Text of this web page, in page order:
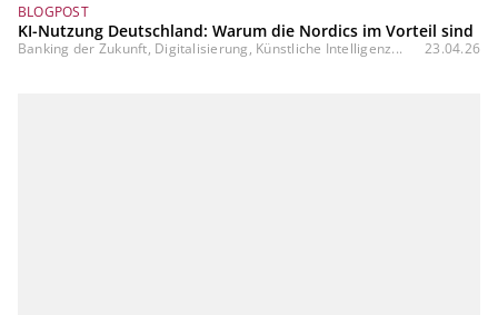
BLOGPOST
KI-Nutzung Deutschland: Warum die Nordics im Vorteil sind
Banking der Zukunft, Digitalisierung, Künstliche Intelligenz... 23.04.26